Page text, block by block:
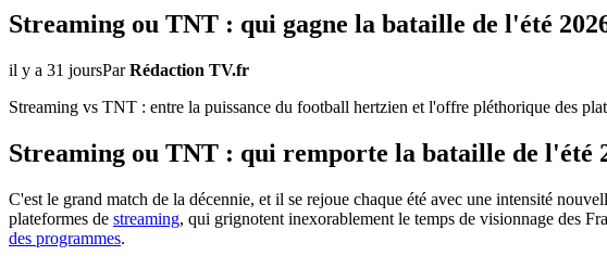
Streaming ou TNT : qui gagne la bataille de l'été
il y a 31 joursParRédaction TV.fr
Streaming vs TNT : entre la puissance du football hertzien et l'offre pléthorique des
Streaming ou TNT : qui remporte la bataille de l'été
C'est le grand match de la décennie, et il se rejoue chaque été avec une intensité
plateformes de streaming, qui grignotent inexorablement le temps de visionnage des
des programmes.